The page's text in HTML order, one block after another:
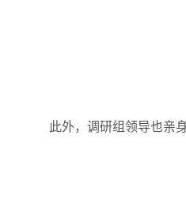
此外，调研组领导也亲身